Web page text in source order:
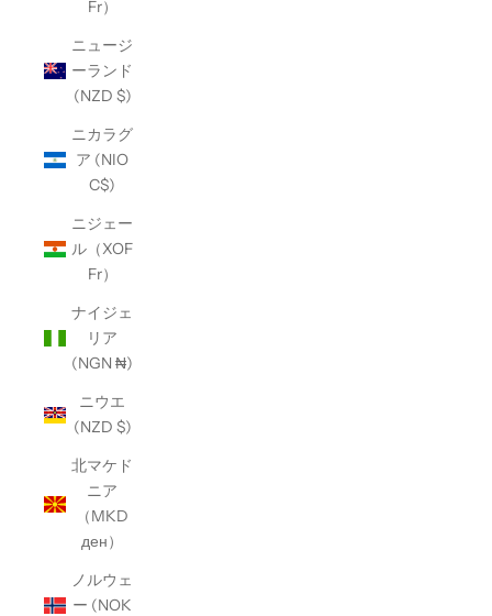
Fr）
ニュージ
ーランド
(NZD $)
ニカラグ
ア (NIO
C$)
ニジェー
ル（XOF
Fr）
ナイジェ
リア
(NGN ₦)
ニウエ
(NZD $)
北マケド
ニア
（MKD
ден）
ノルウェ
ー (NOK